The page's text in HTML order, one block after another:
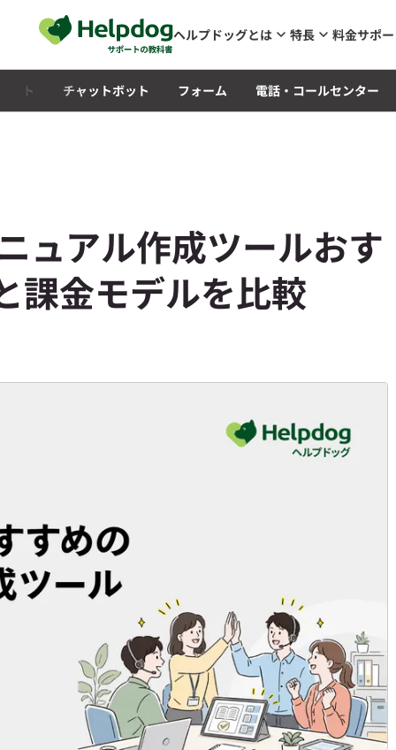
メインコンテンツへスキップ
ヘルプドッグとは 特長 料金サポ
イト チャットボット フォーム 電話・コールセンター
ュアル作成ツールおす
課金モデルを比較